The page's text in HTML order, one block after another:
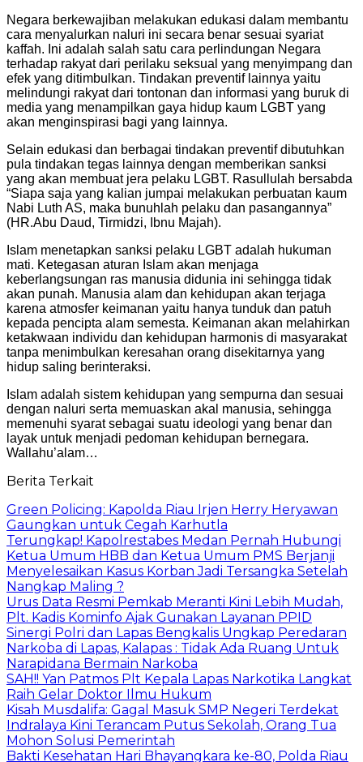
Negara berkewajiban melakukan edukasi dalam membantu
cara menyalurkan naluri ini secara benar sesuai syariat
kaffah. Ini adalah salah satu cara perlindungan Negara
terhadap rakyat dari perilaku seksual yang menyimpang dan
efek yang ditimbulkan. Tindakan preventif lainnya yaitu
melindungi rakyat dari tontonan dan informasi yang buruk di
media yang menampilkan gaya hidup kaum LGBT yang
akan menginspirasi bagi yang lainnya.
Selain edukasi dan berbagai tindakan preventif dibutuhkan
pula tindakan tegas lainnya dengan memberikan sanksi
yang akan membuat jera pelaku LGBT. Rasullulah bersabda
“Siapa saja yang kalian jumpai melakukan perbuatan kaum
Nabi Luth AS, maka bunuhlah pelaku dan pasangannya”
(HR.Abu Daud, Tirmidzi, Ibnu Majah).
Islam menetapkan sanksi pelaku LGBT adalah hukuman
mati. Ketegasan aturan Islam akan menjaga
keberlangsungan ras manusia didunia ini sehingga tidak
akan punah. Manusia alam dan kehidupan akan terjaga
karena atmosfer keimanan yaitu hanya tunduk dan patuh
kepada pencipta alam semesta. Keimanan akan melahirkan
ketakwaan individu dan kehidupan harmonis di masyarakat
tanpa menimbulkan keresahan orang disekitarnya yang
hidup saling berinteraksi.
Islam adalah sistem kehidupan yang sempurna dan sesuai
dengan naluri serta memuaskan akal manusia, sehingga
memenuhi syarat sebagai suatu ideologi yang benar dan
layak untuk menjadi pedoman kehidupan bernegara.
Wallahu’alam…
Berita Terkait
Green Policing: Kapolda Riau Irjen Herry Heryawan
Gaungkan untuk Cegah Karhutla
Terungkap! Kapolrestabes Medan Pernah Hubungi
Ketua Umum HBB dan Ketua Umum PMS Berjanji
Menyelesaikan Kasus Korban Jadi Tersangka Setelah
Nangkap Maling ?
Urus Data Resmi Pemkab Meranti Kini Lebih Mudah,
Plt. Kadis Kominfo Ajak Gunakan Layanan PPID
Sinergi Polri dan Lapas Bengkalis Ungkap Peredaran
Narkoba di Lapas, Kalapas : Tidak Ada Ruang Untuk
Narapidana Bermain Narkoba
SAH!! Yan Patmos Plt Kepala Lapas Narkotika Langkat
Raih Gelar Doktor Ilmu Hukum
Kisah Musdalifa: Gagal Masuk SMP Negeri Terdekat
Indralaya Kini Terancam Putus Sekolah, Orang Tua
Mohon Solusi Pemerintah
Bakti Kesehatan Hari Bhayangkara ke-80, Polda Riau